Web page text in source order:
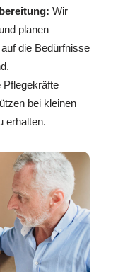
Wir
planen
die Bedürfnisse
Pflegekräfte
bei kleinen
erhalten.